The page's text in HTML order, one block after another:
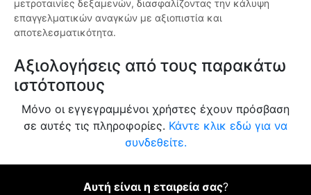
μετροταινίες δεξαμενών, διασφαλίζοντας την κάλυψη
επαγγελματικών αναγκών με αξιοπιστία και
αποτελεσματικότητα.
Αξιολογήσεις από τους παρακάτω
ιστότοπους
Μόνο οι εγγεγραμμένοι χρήστες έχουν πρόσβαση
σε αυτές τις πληροφορίες. Κάντε κλικ εδώ για να
συνδεθείτε.
Αυτή είναι η εταιρεία σας?